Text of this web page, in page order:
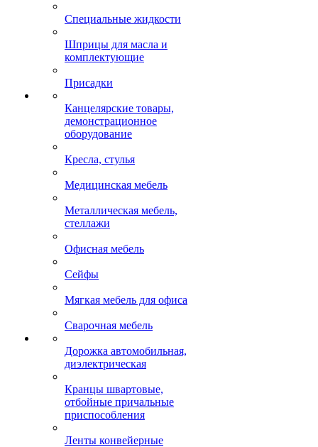
Специальные жидкости
Шприцы для масла и
комплектующие
Присадки
Канцелярские товары,
демонстрационное
оборудование
Кресла, стулья
Медицинская мебель
Металлическая мебель,
стеллажи
Офисная мебель
Сейфы
Мягкая мебель для офиса
Сварочная мебель
Дорожка автомобильная,
диэлектрическая
Кранцы швартовые,
отбойные причальные
приспособления
Ленты конвейерные